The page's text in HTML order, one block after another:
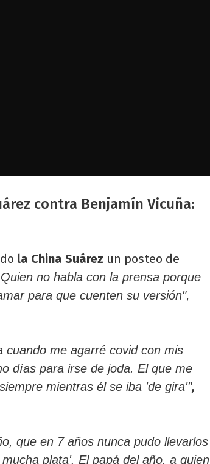
contra Benjamín Vicuña:
la China Suárez un posteo de
Quien no habla con la prensa porque
para que cuenten su versión",
cuando me agarré covid con mis
días para irse de joda. El que me
mientras él se iba 'de gira'",
que en 7 años nunca pudo llevarlos
plata'. El papá del año, a quien